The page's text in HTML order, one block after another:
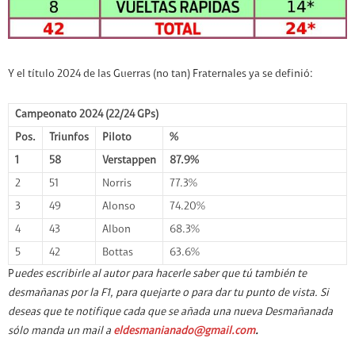
Y el título 2024 de las Guerras (no tan) Fraternales ya se definió:
Campeonato 2024 (22/24 GPs)
Pos. Triunfos Piloto %
1 58 Verstappen 87.9%
2 51 Norris 77.3%
3 49 Alonso 74.20%
4 43 Albon 68.3%
5 42 Bottas
63.6%
Puedes escribirle al autor para hacerle saber que tú también te
desmañanas por la F1, para quejarte o para dar tu punto de vista. Si
deseas que te notifique cada que se añada una nueva Desmañanada
sólo manda un mail a eldesmanianado@gmail.com.